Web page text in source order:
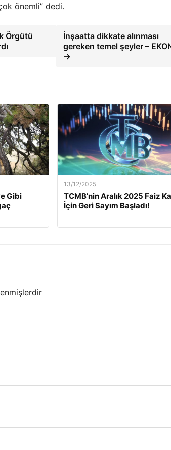
önemli” dedi.
Örgütü
İnşaatta dikkate alınması
gereken temel şeyler –
→
Gibi
13/12/2025
TCMB’nin Aralık 2025 Faiz
İçin Geri Sayım Başladı!